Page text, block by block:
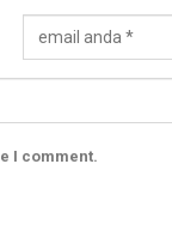
I comment.